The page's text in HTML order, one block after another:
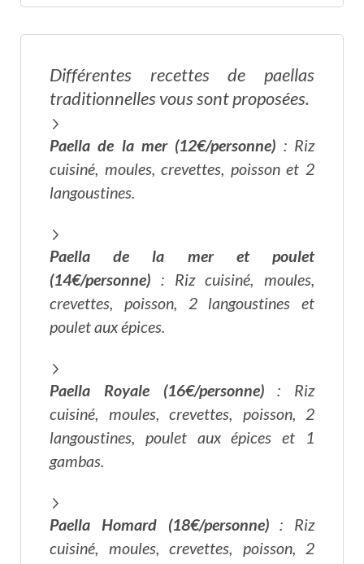
Différentes recettes de paellas
traditionnelles vous sont proposées.
Paella de la mer (12€/personne) : Riz
cuisiné, moules, crevettes, poisson et 2
langoustines.
Paella de la mer et poulet
(14€/personne) : Riz cuisiné, moules,
crevettes, poisson, 2 langoustines et
poulet aux épices.
Paella Royale (16€/personne): Riz
cuisiné, moules, crevettes, poisson, 2
langoustines, poulet aux épices et 1
gambas.
Paella Homard (18€/personne): Riz
cuisiné, moules, crevettes, poisson, 2